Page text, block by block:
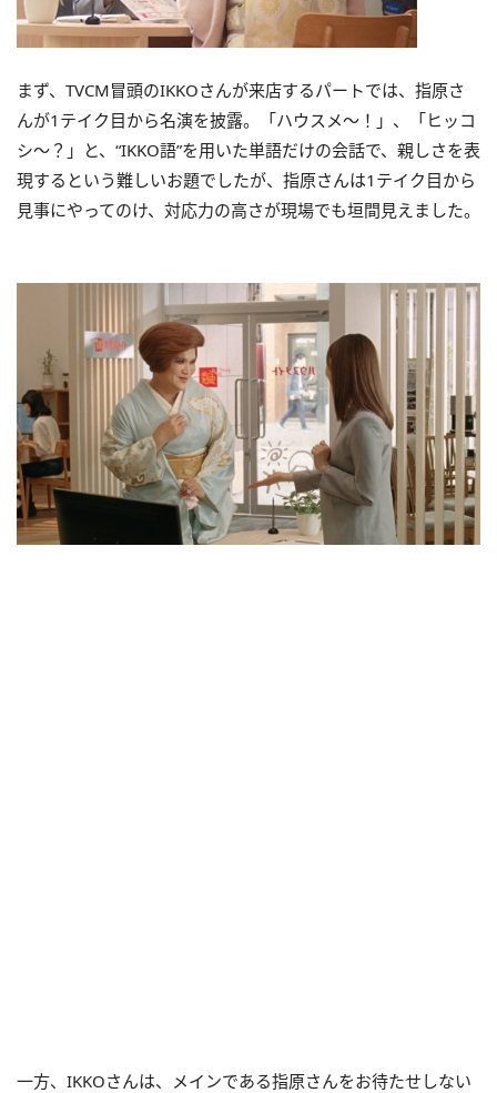
まず、TVCM冒頭のIKKOさんが来店するパートでは、指原さ
んが1テイク目から名演を披露。「ハウスメ〜！」、「ヒッコ
シ～？」と、“IKKO語”を用いた単語だけの会話で、親しさを表
現するという難しいお題でしたが、指原さんは1テイク目から
見事にやってのけ、対応力の高さが現場でも垣間見えました。
一方、IKKOさんは、メインである指原さんをお待たせしない